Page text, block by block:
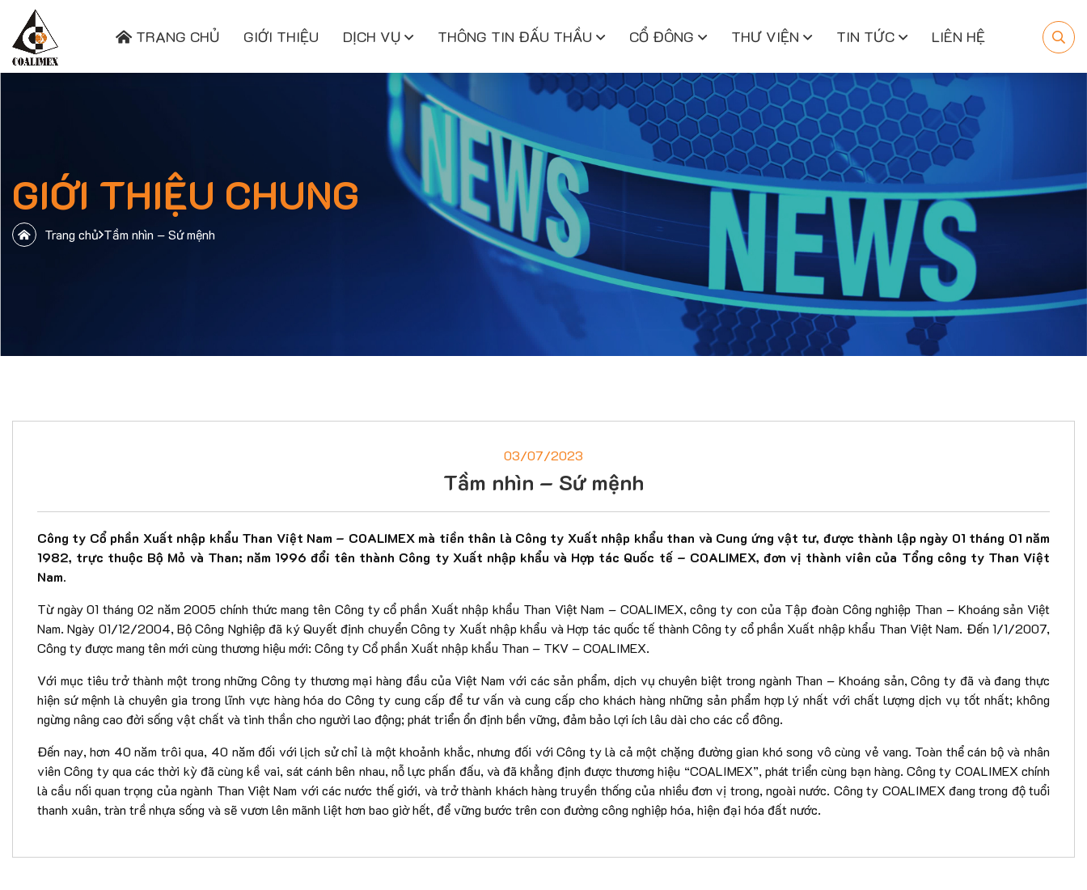
TRANG CHỦ GIỚI THIỆU DỊCH VỤ THÔNG TIN ĐẤU THẦU CỔ ĐÔNG THƯ VIỆN TIN TỨC LIÊN HỆ
GIỚI THIỆU CHUNG
Trang chủ Tầm nhìn – Sứ mệnh
03/07/2023
Tầm nhìn – Sứ mệnh
Công ty Cổ phần Xuất nhập khẩu Than Việt Nam – COALIMEX mà tiền thân là Công ty Xuất nhập khẩu than và Cung ứng vật tư, được thành lập ngày 01 tháng 01 năm
1982, trực thuộc Bộ Mỏ và Than; năm 1996 đổi tên thành Công ty Xuất nhập khẩu và Hợp tác Quốc tế – COALIMEX, đơn vị thành viên của Tổng công ty Than Việt
Nam.
Từ ngày 01 tháng 02 năm 2005 chính thức mang tên Công ty cổ phần Xuất nhập khẩu Than Việt Nam – COALIMEX, công ty con của Tập đoàn Công nghiệp Than – Khoáng sản Việt
Nam. Ngày 01/12/2004, Bộ Công Nghiệp đã ký Quyết định chuyển Công ty Xuất nhập khẩu và Hợp tác quốc tế thành Công ty cổ phần Xuất nhập khẩu Than Việt Nam. Đến 1/1/2007,
Công ty được mang tên mới cùng thương hiệu mới: Công ty Cổ phần Xuất nhập khẩu Than – TKV – COALIMEX.
Với mục tiêu trở thành một trong những Công ty thương mại hàng đầu của Việt Nam với các sản phẩm, dịch vụ chuyên biệt trong ngành Than – Khoáng sản, Công ty đã và đang thực
hiện sứ mệnh là chuyên gia trong lĩnh vực hàng hóa do Công ty cung cấp để tư vấn và cung cấp cho khách hàng những sản phẩm hợp lý nhất với chất lượng dịch vụ tốt nhất; không
ngừng nâng cao đời sống vật chất và tinh thần cho người lao động; phát triển ổn định bền vững, đảm bảo lợi ích lâu dài cho các cổ đông.
Đến nay, hơn 40 năm trôi qua, 40 năm đối với lịch sử chỉ là một khoảnh khắc, nhưng đối với Công ty là cả một chặng đường gian khó song vô cùng vẻ vang. Toàn thể cán bộ và nhân
viên Công ty qua các thời kỳ đã cùng kề vai, sát cánh bên nhau, nỗ lực phấn đấu, và đã khẳng định được thương hiệu “COALIMEX”, phát triển cùng bạn hàng. Công ty COALIMEX chính
là cầu nối quan trọng của ngành Than Việt Nam với các nước thế giới, và trở thành khách hàng truyền thống của nhiều đơn vị trong, ngoài nước. Công ty COALIMEX đang trong độ tuổi
thanh xuân, tràn trề nhựa sống và sẽ vươn lên mãnh liệt hơn bao giờ hết, để vững bước trên con đường công nghiệp hóa, hiện đại hóa đất nước.